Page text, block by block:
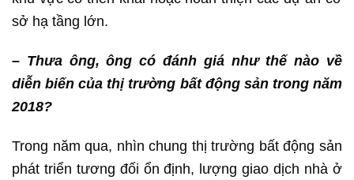
sở hạ tầng lớn.
– Thưa ông, ông có đánh giá như thế nào về
diễn biến của thị trường bất động sản trong năm
2018?
Trong năm qua, nhìn chung thị trường bất động sản
phát triển tương đối ổn định, lượng giao dịch nhà ở